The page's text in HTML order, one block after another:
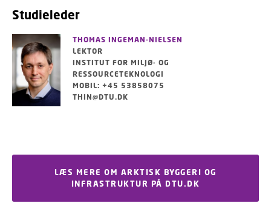
Studieleder
THOMAS INGEMAN-NIELSEN
LEKTOR
INSTITUT FOR MILJØ- OG
RESSOURCETEKNOLOGI
MOBIL: +45 53858075
THIN@DTU.DK
LÆS MERE OM ARKTISK BYGGERI OG
INFRASTRUKTUR PÅ DTU.DK